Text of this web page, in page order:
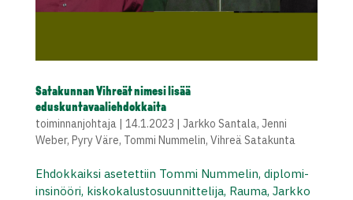
Satakunnan Vihreät nimesi lisää
eduskuntavaaliehdokkaita
toiminnanjohtaja| 14.1.2023 Jarkko Santala, Jenni
Weber, Pyry Väre, Tommi Nummelin, Vihreä Satakunta
Ehdokkaiksi asetettiin Tommi Nummelin, diplomi-
insinööri, kiskokalustosuunnittelija, Rauma, Jarkko